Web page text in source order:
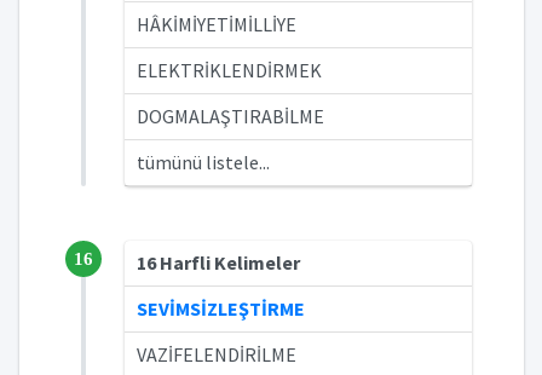
HÂKİMİYETİMİLLİYE
ELEKTRİKLENDİRMEK
DOGMALAŞTIRABİLME
tümünü listele...
16
16 Harfli Kelimeler
SEVİMSİZLEŞTİRME
VAZİFELENDİRİLME